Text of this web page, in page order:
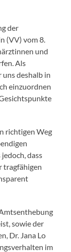
der
(VV) vom 8.
und
Als
deshalb in
einzuordnen
richtigen Weg
dass
tragfähigen
sowie der
Dr. Jana Lo
im